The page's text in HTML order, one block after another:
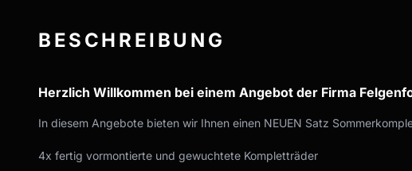
BESCHREIBUNG
Herzlich Willkommen bei einem Angebot der Firma
In diesem Angebote bieten wir Ihnen einen NEUEN Satz
4x fertig vormontierte und gewuchtete Kompletträder